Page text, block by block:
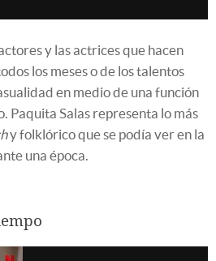
y las actrices que hacen
los meses o de los talentos
en medio de una función
Paquita Salas representa lo más
y folklórico que se podía ver en la
una época.